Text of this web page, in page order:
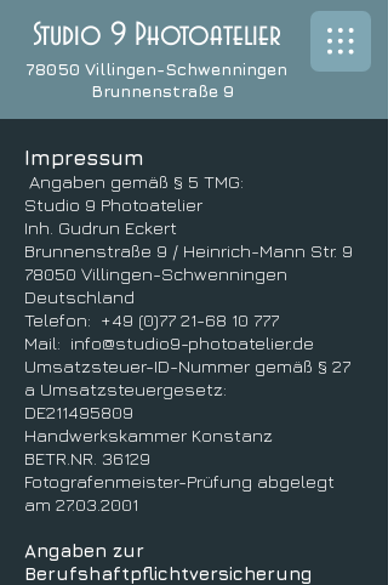
Studio 9 Photoatelier
78050 Villingen-Schwenningen
Brunnenstraße 9
Impressum
Angaben gemäß § 5 TMG:
Studio 9 Photoatelier
Inh. Gudrun Eckert
Brunnenstraße 9 / Heinrich-Mann Str. 9
78050 Villingen-Schwenningen
Deutschland
Telefon: +49 (0)77 21-68 10 777
Mail: info@studio9-photoatelier.de
Umsatzsteuer-ID-Nummer gemäß § 27
a Umsatzsteuergesetz:
DE211495809
Handwerkskammer Konstanz
BETR.NR. 36129
Fotografenmeister-Prüfung abgelegt
am 27.03.2001
Angaben zur
Berufshaftpflichtversicherung